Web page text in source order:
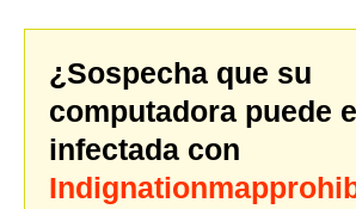
¿Sospecha que su
computadora puede
infectada con